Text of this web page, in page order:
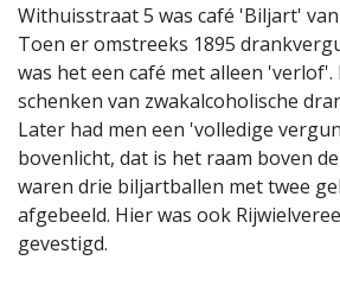
Withuisstraat 5 was café 'Biljart'
Toen er omstreeks 1895
was het een café met alleen
schenken van zwakalcoholische
Later had men een 'volledige
bovenlicht, dat is het raam boven
waren drie biljartballen met twee
afgebeeld. Hier was ook
gevestigd.